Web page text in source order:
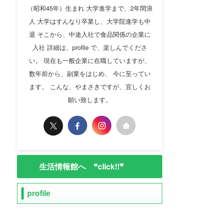
（昭和45年）生まれ 大学進学まで、2年間浪
人 大学はすんなり卒業し、大学院進学も中
退 そこから、中途入社で食品関係の企業に
入社 詳細は、profile で、楽しんでくださ
い。 現在も一般企業に在職していますが、
数年前から、副業をはじめ、 今に至ってい
ます。 こんな、やまさきですが、宜しくお
願い致します。
生活情報館へ ❝click!!❞
profile